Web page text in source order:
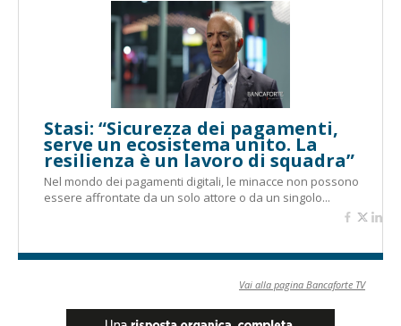
Stasi: “Sicurezza dei pagamenti,
serve un ecosistema unito. La
resilienza è un lavoro di squadra”
Nel mondo dei pagamenti digitali, le minacce non possono
essere affrontate da un solo attore o da un singolo...
Vai alla pagina Bancaforte TV